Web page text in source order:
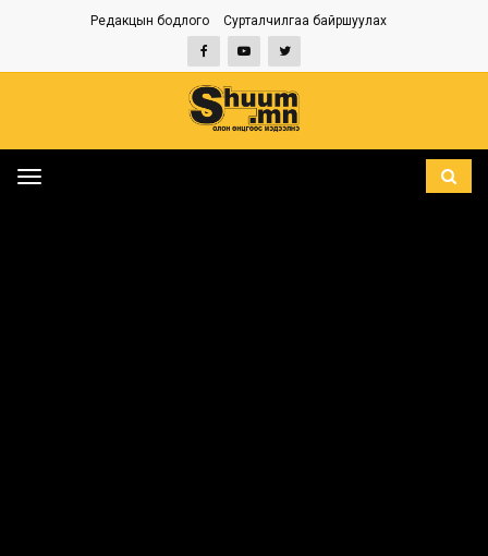
Редакцын бодлого Сурталчилгаа байршуулах
Toggle